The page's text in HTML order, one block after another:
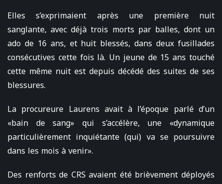
Elles s’exprimaient après une première nuit
sanglante, avec déjà trois morts par balles, dont un
ado de 16 ans, et huit blessés, dans deux fusillades
consécutives cette fois là. Un jeune de 15 ans touché
cette même nuit est depuis décédé des suites de ses
blessures.
La procureure Laurens avait à l’époque parlé d’un
«bain de sang» qui s’accélère, une «dynamique
particulièrement inquiétante (qui) va se poursuivre
dans les mois à venir».
Des renforts de CRS avaient été brièvement déployés